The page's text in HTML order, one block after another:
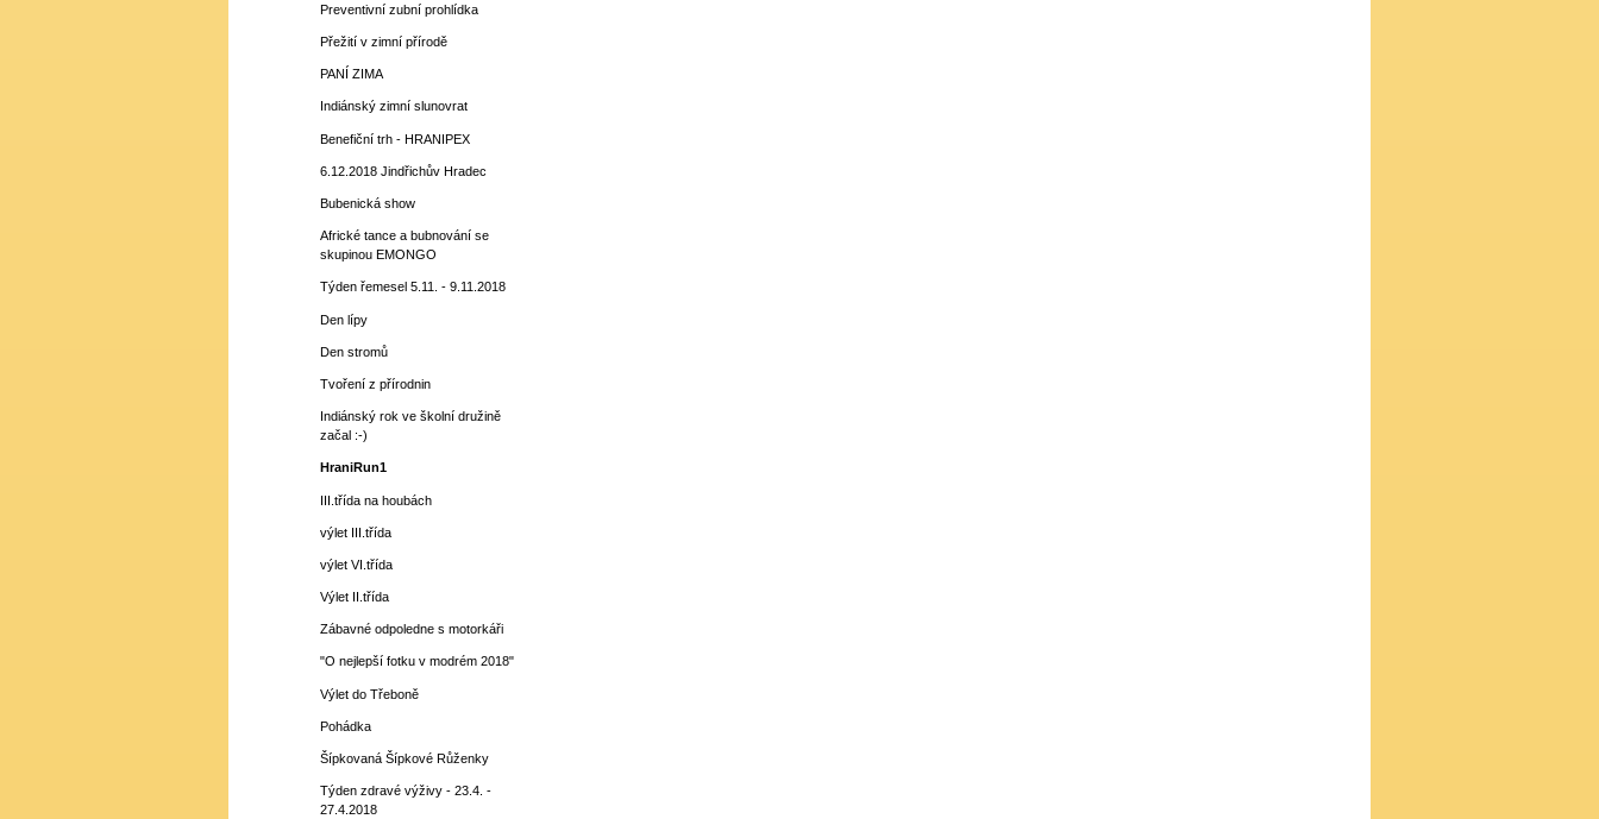
Preventivní zubní prohlídka
Přežití v zimní přírodě
PANÍ ZIMA
Indiánský zimní slunovrat
Benefiční trh - HRANIPEX
6.12.2018 Jindřichův Hradec
Bubenická show
Africké tance a bubnování se
skupinou EMONGO
Týden řemesel 5.11. - 9.11.2018
Den lípy
Den stromů
Tvoření z přírodnin
Indiánský rok ve školní družině
začal :-)
HraniRun1
III.třída na houbách
výlet III.třída
výlet VI.třída
Výlet II.třída
Zábavné odpoledne s motorkáři
"O nejlepší fotku v modrém 2018"
Výlet do Třeboně
Pohádka
Šípkovaná Šípkové Růženky
Týden zdravé výživy - 23.4. -
27.4.2018